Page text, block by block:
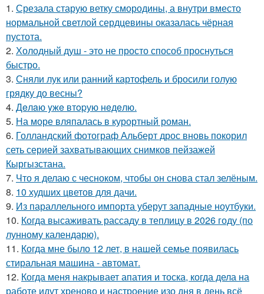
1. Срезала старую ветку смородины, а внутри вместо
нормальной светлой сердцевины оказалась чёрная
пустота.
2. Холодный душ - это не просто способ проснуться
быстро.
3. Сняли лук или ранний картофель и бросили голую
грядку до весны?
4. Дeлaю yжe втopую нeдeлю.
5. На море вляпалась в курортный роман.
6. Голландский фотограф Альберт дрос вновь покорил
сеть серией захватывающих снимков пейзажей
Кыргызстана.
7. Что я делаю с чесноком, чтобы он снова стал зелёным.
8. 10 худших цветов для дачи.
9. Из параллельного импорта уберут западные ноутбуки.
10. Когда высаживать рассаду в теплицу в 2026 году (по
лунному календарю).
11. Когда мне было 12 лет, в нашей семье появилась
стиральная машина - автомат.
12. Когда меня накрывает апатия и тоска, когда дела на
работе идут хреново и настроение изо дня в день всё